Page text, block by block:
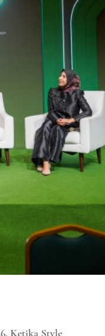
Ketika Style